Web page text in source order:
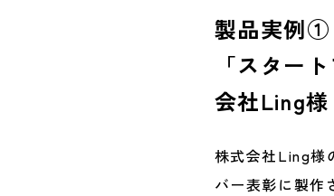
製品実例①
「スター
会社Ling様
株式会社Ling様
バー表彰に製作